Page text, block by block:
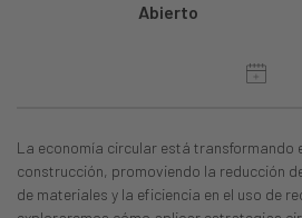
Abierto
La economía circular está transformando
construcción, promoviendo la reducción
de materiales y la eficiencia en el uso de